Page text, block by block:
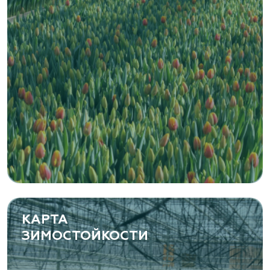
Zaxriddin Flower Plantation, питомник
Ташкентская область, Зангиатинский р-н, ул.
Канимаева, д. 9
«ЁЛЫ-ПАЛЫ», питомник декоративных
растений
Самарская область, с. Подстепки, ул.
Фермерская 14 А
(8482) 650 010
www.yoly-paly.ru
«ВЕНЕВ» питомник растений
Тульская область, Венёвский р-н, село
КАРТА
ЗИМОСТОЙКОСТИ